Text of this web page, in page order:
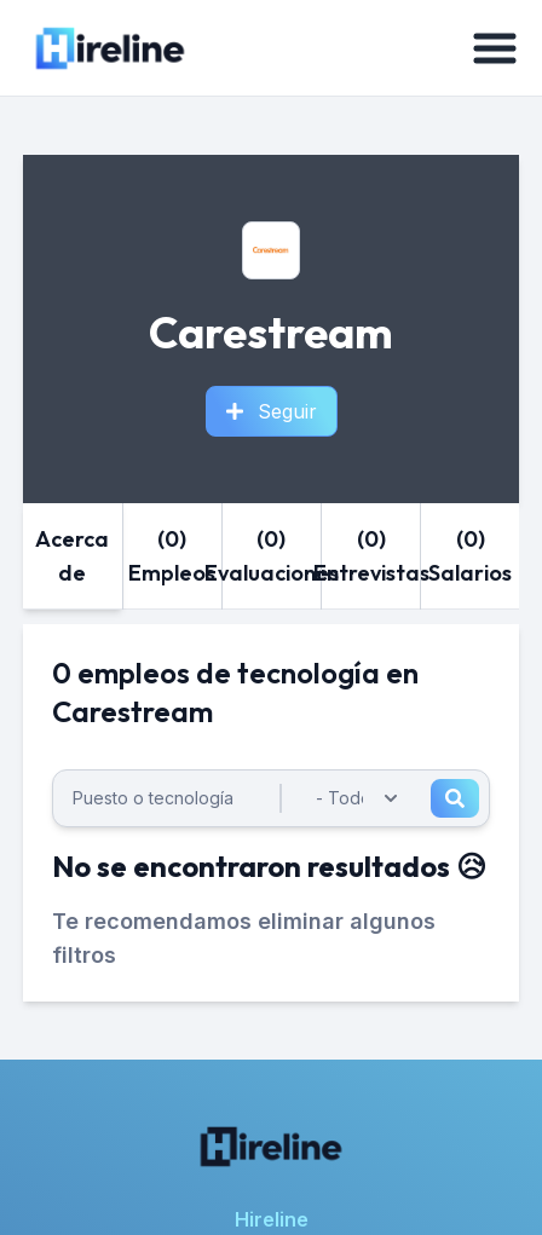
Carestream
Seguir
Acerca
de
(0)
Empleos
(0)
Evaluaciones
(0)
Entrevistas
(0)
Salarios
0 empleos de tecnología en
Carestream
No se encontraron resultados 😥
Te recomendamos eliminar algunos
filtros
Hireline